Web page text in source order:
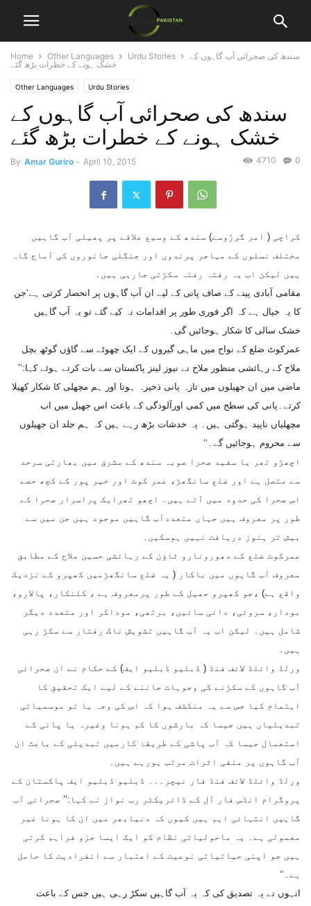
Home Other Languages Urdu Stories
سندھ کی صحرائی آب گاہوں کے
خشک ہونے کے خطرات بڑھ گئے
Other Languages Urdu Stories
سندھ کی صحرائی آب گاہوں کے
خشک ہونے کے خطرات بڑھ گئے
By Amar Guriro - April 10, 2015 0
4710
کراچی ( امر گرڑوسے) سندھ کے وسیع علاقے پر پھیلی آب گاہیں
مختلف نسلوں کے مہاجر پرندوں اور جنگلی جانوروں کی آماج گاہ
ہیں لیکن اب یہ رفتہ رفتہ سکڑتی جارہی ہیں۔
مقامی آبادی پینے کے صاف پانی کے لیے ان آب گاہوں پر انحصار کرتی ہے‘جن
کا یہ خیال ہے کہ اگر فوری طور پر اقدامات نہ کیے گئے تو یہ آب گاہیں
خشک سالی کا شکار ہوجائیں گی۔
عمرکوٹ ضلع کے نواح میں ماہی گیروں کے ایک چھوٹے سے گاؤں گوٹھ بچل
ملاح کے رہائشی منظور ملاح نے نیوز لینز پاکستان سے بات کرتے ہوئے کہا:’’
ماضی میں ان جھیلوں میں تازہ پانی ذخیرہ ہوتا اور ہم مچھلی کا شکار کھیلا
کرتے۔پانی کی سطح میں کمی اورآلودگی کے باعث اس جھیل میں اب
مچھلیاں ناپید ہوگئی ہیں۔ یہ خدشات بڑھ رہے ہیں کہ ہم جلد ان جھیلوں
سے محروم ہوجائیں گے۔‘‘
اچھڑو تھر یا سفید صحرا صوبہ سندھ کے مشرق میں بھارتی سرحد
سے متصل ہے اور ضلع سانگھڑ، عمر کوٹ اور خیر پور کے کچھ حصے
اس صحرا کی حدود میں آتے ہیں۔ اچھو تھرایک پراسرار صحرا کے
طور پر معروف ہیں جہاں متعددآب گاہیں موجود ہیں جن میں سے
بیش تر ہنوز دریافت نہیں ہوسکیں۔
عمرکوٹ ضلع کے دھورونارو ٹاؤن کے رہائشی حسین ملاح کے مطابق
معروف آب گاہوں میں باکار ( یہ ضلع سانگھڑمیں کھپرو کے نزدیک
واقع ہے) ،جو کھپرو جھیل کے طور پرمعروف ہے ، کلنکار، پالارو،
بودار، سروئی، دائی سائیں، برتھی، موداکر اور متعدد دیگر
شامل ہیں۔ لیکن اب یہ آب گاہیں تشویش ناک رفتار سے سکڑ رہی
ہیں۔
ورلڈ وائلڈ لائف فنڈ ( ڈبلیو ڈبلیو ایف) کے حکام نے ان صحرائی
آب گاہوں کے سکڑنے کی وجوہات جاننے کے لیے ایک تحقیق کا
اہتمام کیا جس سے یہ منکشف ہوا کہ اس کی وجہ یا تو موسمیاتی
تبدیلیاں ہیں جیسا کہ بارشوں کا کم ہونا وغیرہ یا پانی کے
استعمال جیسا کہ آب پاشی کے طریقۂ کارمیں تبدیلی کے باعث ان
آب گاہوں پر منفی اثرات مرتب ہورہے ہیں۔
ورلڈ وائلڈ لائف فنڈ فار نیچر۔۔۔ ڈبلیو ڈبلیو ایف پاکستان کے
پروگرام انڈس فار آل کے ڈائریکٹر رب نواز نے کہا:’’ صحرائی آب
گاہیں انتہائی اہم ہیں کیوں کہ دنیابھر میں ان کا ہونا غیر
معمولی ہے۔ یہ ماحولیاتی نظام کو ایک ایسا جزو فراہم کرتی
ہیں جو اپنی حیاتیاتی نوعیت کے اعتبار سے انفرادیت کا حامل
ہے۔‘‘
انہوں نے یہ تصدیق کی کہ یہ آب گاہیں سکڑ رہی ہیں جس کے باعث